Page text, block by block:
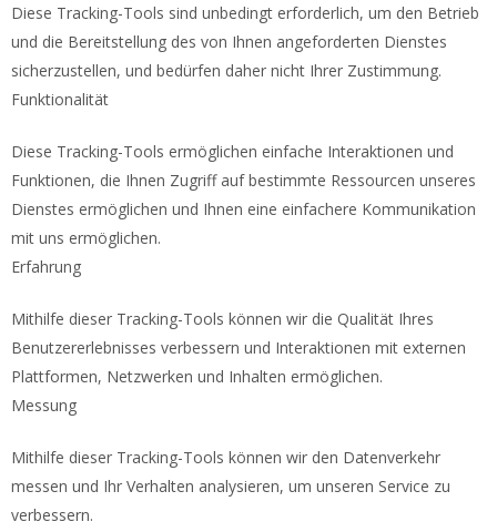
Diese Tracking-Tools sind unbedingt erforderlich, um den Betrieb
und die Bereitstellung des von Ihnen angeforderten Dienstes
sicherzustellen, und bedürfen daher nicht Ihrer Zustimmung.
Funktionalität
Diese Tracking-Tools ermöglichen einfache Interaktionen und
Funktionen, die Ihnen Zugriff auf bestimmte Ressourcen unseres
Dienstes ermöglichen und Ihnen eine einfachere Kommunikation
mit uns ermöglichen.
Erfahrung
Mithilfe dieser Tracking-Tools können wir die Qualität Ihres
Benutzererlebnisses verbessern und Interaktionen mit externen
Plattformen, Netzwerken und Inhalten ermöglichen.
Messung
Mithilfe dieser Tracking-Tools können wir den Datenverkehr
messen und Ihr Verhalten analysieren, um unseren Service zu
verbessern.